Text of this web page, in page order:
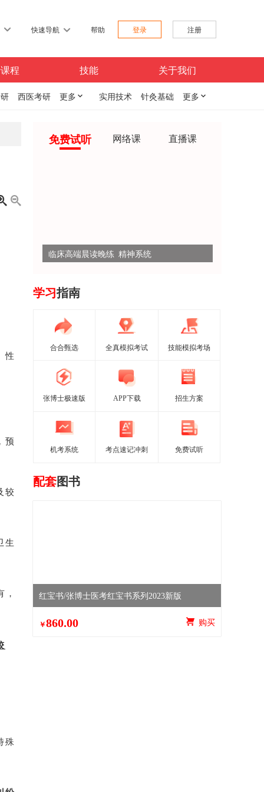
快速导航 帮助 登录 注册
程 技能 关于我们
西医考研 更多  实用技术 针灸基础 更多 

性
预
较
生
殊
免费试听 网络课 直播课
临床高端晨读晚练 精神系统
学习指南
合合甄选 全真模拟考试 技能模拟考场
张博士极速版 APP下载 招生方案
机考系统 考点速记冲刺 免费试听
配套图书
红宝书/张博士医考红宝书系列2023新版
￥860.00  购买